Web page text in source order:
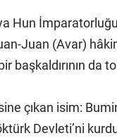
Hun
Juan (Avar)
başkaldırının da
çıkan isim:
Devleti’ni